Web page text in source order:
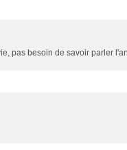
pas besoin de savoir parler